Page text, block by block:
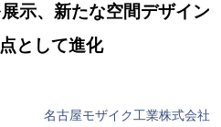
示、新たな空間デザイン
として進化
名古屋モザイク工業株式会社